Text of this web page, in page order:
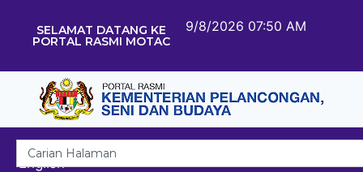
SELAMAT DATANG KE
PORTAL RASMI MOTAC
9/8/2026 07:50 AM
English